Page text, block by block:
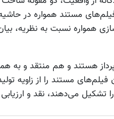
مستند همواره در حاشیه
همواره نسبت به نظریه،
هستند و هم منتقد و به
مستند را از زاویه
را تشکیل می‌دهند، نقد و